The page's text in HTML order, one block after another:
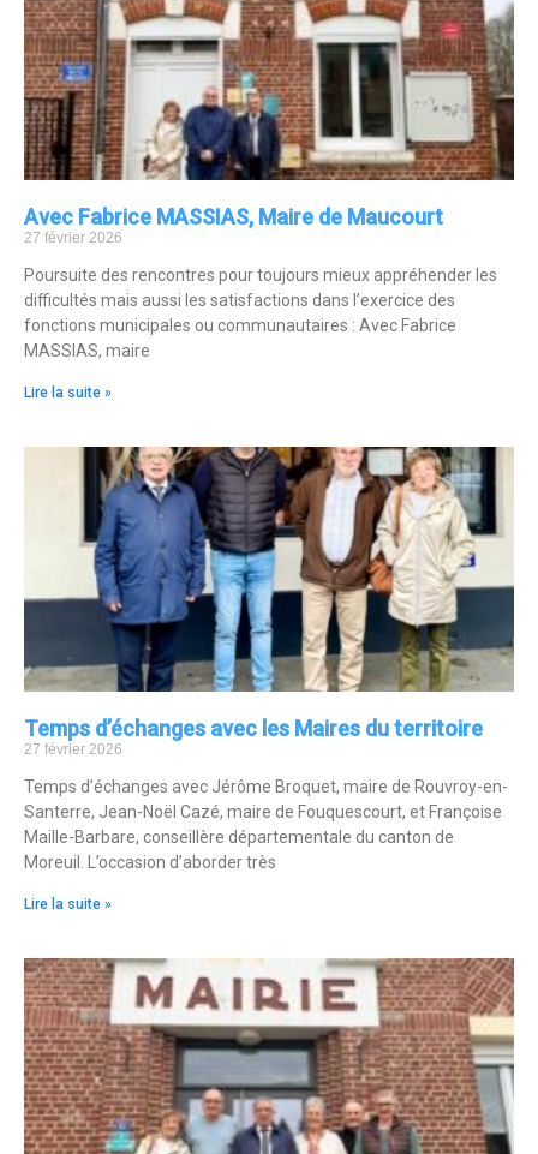
Avec Fabrice MASSIAS, Maire de Maucourt
27 février 2026
Poursuite des rencontres pour toujours mieux appréhender les
difficultés mais aussi les satisfactions dans l’exercice des
fonctions municipales ou communautaires : Avec Fabrice
MASSIAS, maire
Lire la suite »
Temps d’échanges avec les Maires du territoire
27 février 2026
Temps d’échanges avec Jérôme Broquet, maire de Rouvroy-en-
Santerre, Jean-Noël Cazé, maire de Fouquescourt, et Françoise
Maille-Barbare, conseillère départementale du canton de
Moreuil. L’occasion d’aborder très
Lire la suite »